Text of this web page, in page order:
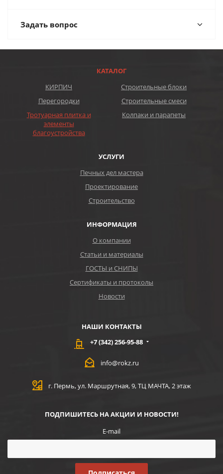
Задать вопрос
КАТАЛОГ
КИРПИЧ
Строительные блоки
Перегородки
Строительные смеси
Тротуарная плитка и
элементы
благоустройства
Колпаки и парапеты
УСЛУГИ
Печных дел мастера
Проектирование
Строительство
ИНФОРМАЦИЯ
О компании
Статьи и материалы
ГОСТЫ и СНИПЫ
Сертификаты и протоколы
Новости
НАШИ КОНТАКТЫ
+7 (342) 256-95-88
info@rokz.ru
г. Пермь, ул. Маршрутная, 9, ТЦ МАЧТА, 2 этаж
ПОДПИШИТЕСЬ НА АКЦИИ И НОВОСТИ!
E-mail